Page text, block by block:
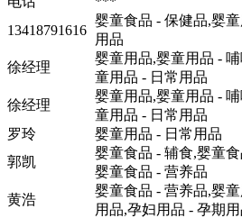
13418791616
婴童食品 - 保健品,婴
用品
徐经理
婴童用品,婴童用品 -
童用品 - 日常用品
徐经理
婴童用品,婴童用品 -
童用品 - 日常用品
罗玲
婴童用品 - 日常用品
郭凯
婴童食品 - 辅食,婴童
婴童食品 - 营养品
黄浩
婴童食品 - 营养品,婴
用品,孕妇用品 - 孕期